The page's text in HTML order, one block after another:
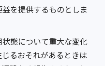
を提供するものとしま
態について重大な変化
るおそれがあるときは